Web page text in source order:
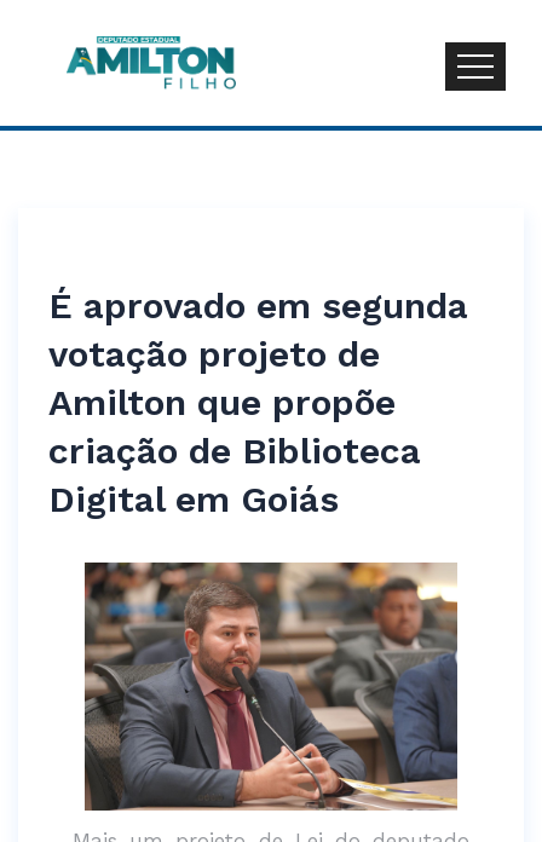
É aprovado em segunda
votação projeto de
Amilton que propõe
criação de Biblioteca
Digital em Goiás